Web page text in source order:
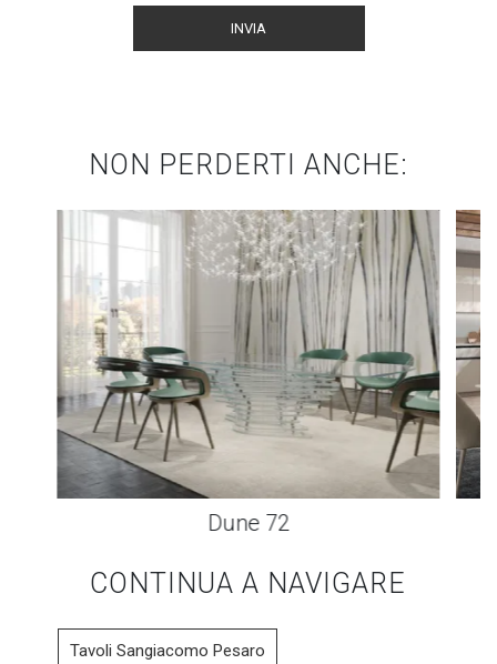
INVIA
NON PERDERTI ANCHE:
Dune 72
CONTINUA A NAVIGARE
Tavoli Sangiacomo Pesaro